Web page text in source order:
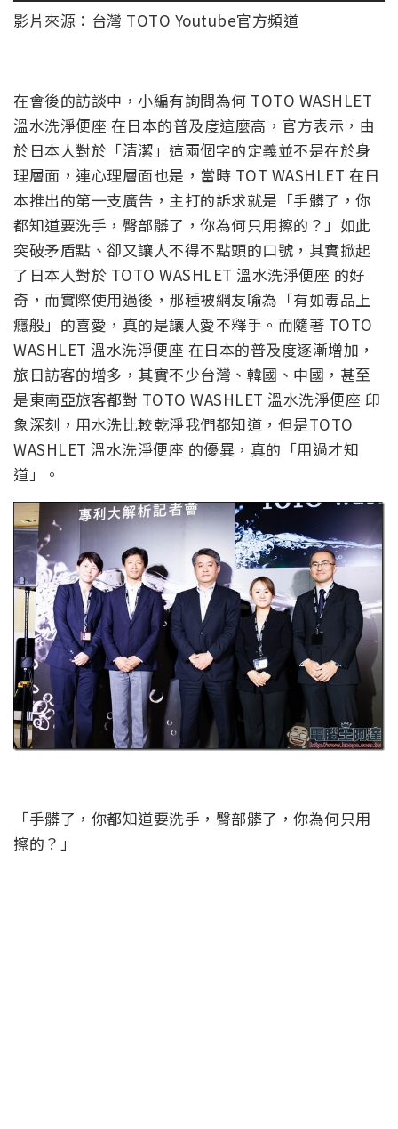
影片來源：台灣 TOTO Youtube官方頻道
在會後的訪談中，小編有詢問為何 TOTO WASHLET
溫水洗淨便座 在日本的普及度這麼高，官方表示，由
於日本人對於「清潔」這兩個字的定義並不是在於身
理層面，連心理層面也是，當時 TOT WASHLET 在日
本推出的第一支廣告，主打的訴求就是「手髒了，你
都知道要洗手，臀部髒了，你為何只用擦的？」如此
突破矛盾點、卻又讓人不得不點頭的口號，其實掀起
了日本人對於 TOTO WASHLET 溫水洗淨便座 的好
奇，而實際使用過後，那種被網友喻為「有如毒品上
癮般」的喜愛，真的是讓人愛不釋手。而隨著 TOTO
WASHLET 溫水洗淨便座 在日本的普及度逐漸增加，
旅日訪客的增多，其實不少台灣、韓國、中國，甚至
是東南亞旅客都對 TOTO WASHLET 溫水洗淨便座 印
象深刻，用水洗比較乾淨我們都知道，但是TOTO
WASHLET 溫水洗淨便座 的優異，真的「用過才知
道」。
「手髒了，你都知道要洗手，臀部髒了，你為何只用
擦的？」